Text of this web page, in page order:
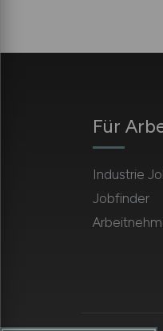
Für
Industrie
Jobfinder